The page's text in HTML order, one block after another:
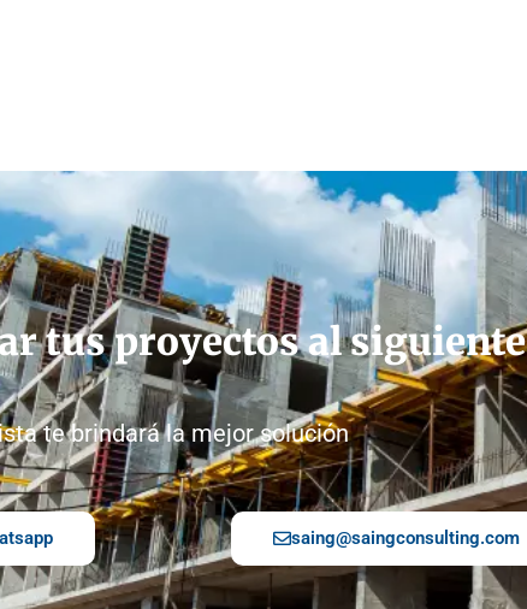
tus proyectos al siguiente
te brindará la mejor solución
saing@saingconsulting.com